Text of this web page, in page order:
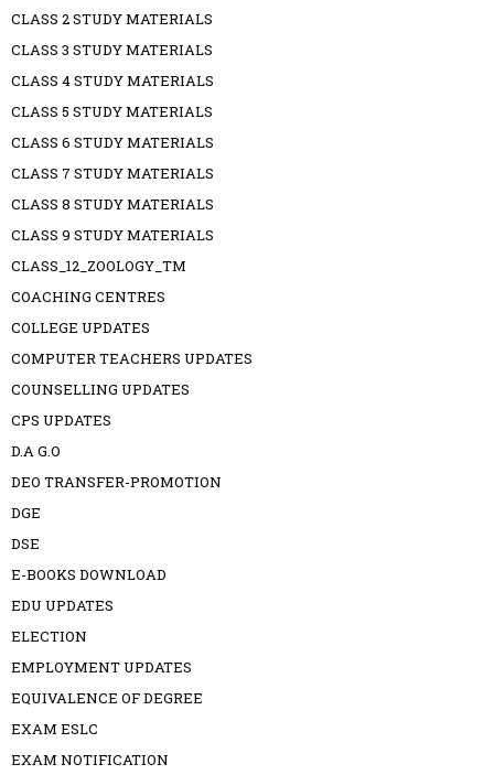
CLASS 2 STUDY MATERIALS
CLASS 3 STUDY MATERIALS
CLASS 4 STUDY MATERIALS
CLASS 5 STUDY MATERIALS
CLASS 6 STUDY MATERIALS
CLASS 7 STUDY MATERIALS
CLASS 8 STUDY MATERIALS
CLASS 9 STUDY MATERIALS
CLASS_12_ZOOLOGY_TM
COACHING CENTRES
COLLEGE UPDATES
COMPUTER TEACHERS UPDATES
COUNSELLING UPDATES
CPS UPDATES
D.A G.O
DEO TRANSFER-PROMOTION
DGE
DSE
E-BOOKS DOWNLOAD
EDU UPDATES
ELECTION
EMPLOYMENT UPDATES
EQUIVALENCE OF DEGREE
EXAM ESLC
EXAM NOTIFICATION